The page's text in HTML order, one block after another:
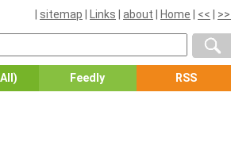
sitemap Links about Home << >>
Feedly RSS